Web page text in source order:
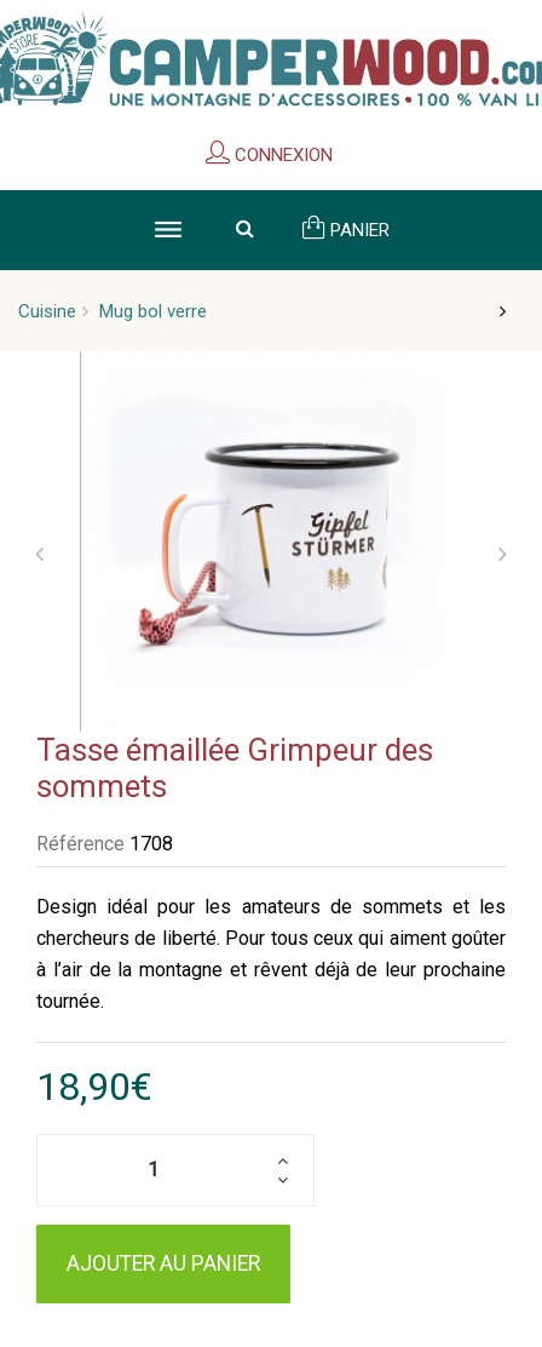
CONNEXION
PANIER
Cuisine Mug bol verre
Tasse émaillée Grimpeur des
sommets
Référence 1708
Design idéal pour les amateurs de sommets et les
chercheurs de liberté. Pour tous ceux qui aiment goûter
à l’air de la montagne et rêvent déjà de leur prochaine
tournée.
18,90€
AJOUTER AU PANIER
Cookies management panel